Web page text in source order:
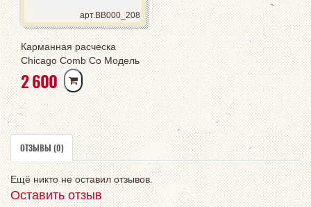
арт.BB000_208
Карманная расческа
Chicago Comb Co Модель
№2: Классическая,
Матовая, Зеркальная,
Черная
2 600РУБ
ОТЗЫВЫ (0)
Ещё никто не оставил отзывов.
Оставить отзыв